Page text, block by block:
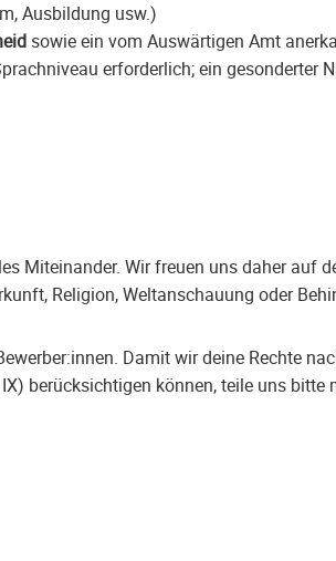
Ausbildung usw.)
sowie ein vom Auswärtigen Amt
erforderlich; ein gesonderter
Miteinander. Wir freuen uns daher auf
Religion, Weltanschauung oder
Damit wir deine Rechte
berücksichtigen können, teile uns bitte